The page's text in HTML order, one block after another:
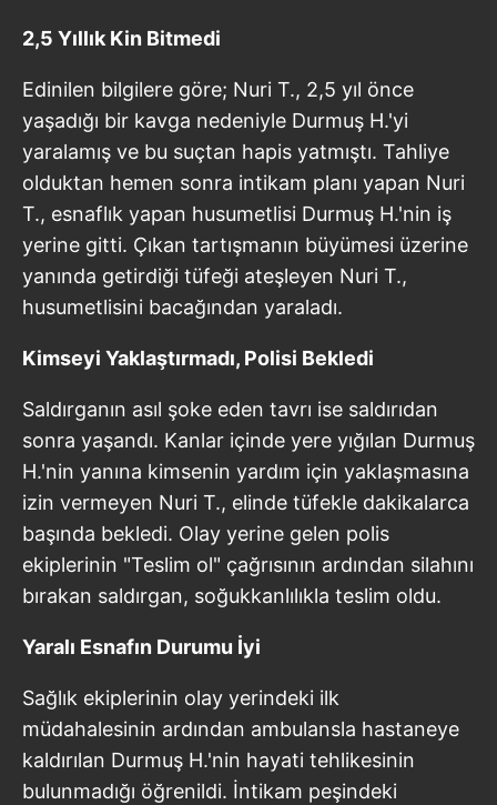
2,5 Yıllık Kin Bitmedi
Edinilen bilgilere göre; Nuri T., 2,5 yıl önce
yaşadığı bir kavga nedeniyle Durmuş H.'yi
yaralamış ve bu suçtan hapis yatmıştı. Tahliye
olduktan hemen sonra intikam planı yapan Nuri
T., esnaflık yapan husumetlisi Durmuş H.'nin iş
yerine gitti. Çıkan tartışmanın büyümesi üzerine
yanında getirdiği tüfeği ateşleyen Nuri T.,
husumetlisini bacağından yaraladı.
Kimseyi Yaklaştırmadı, Polisi Bekledi
Saldırganın asıl şoke eden tavrı ise saldırıdan
sonra yaşandı. Kanlar içinde yere yığılan Durmuş
H.'nin yanına kimsenin yardım için yaklaşmasına
izin vermeyen Nuri T., elinde tüfekle dakikalarca
başında bekledi. Olay yerine gelen polis
ekiplerinin "Teslim ol" çağrısının ardından silahını
bırakan saldırgan, soğukkanlılıkla teslim oldu.
Yaralı Esnafın Durumu İyi
Sağlık ekiplerinin olay yerindeki ilk
müdahalesinin ardından ambulansla hastaneye
kaldırılan Durmuş H.'nin hayati tehlikesinin
bulunmadığı öğrenildi. İntikam peşindeki